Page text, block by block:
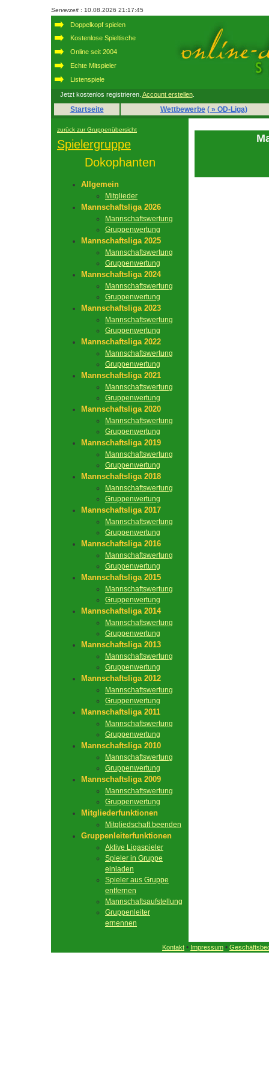
Serverzeit : 10.08.2026 21:17:45
Doppelkopf spielen
Kostenlose Spieltische
Online seit 2004
Echte Mitspieler
Listenspiele
Jetzt kostenlos registrieren. Account erstellen.
Startseite Wettbewerbe ( » OD-Liga)
zurück zur Gruppenübersicht
Spielergruppe
Dokophanten
Allgemein
Mitglieder
Mannschaftsliga 2026
Mannschaftswertung
Gruppenwertung
Mannschaftsliga 2025
Mannschaftswertung
Gruppenwertung
Mannschaftsliga 2024
Mannschaftswertung
Gruppenwertung
Mannschaftsliga 2023
Mannschaftswertung
Gruppenwertung
Mannschaftsliga 2022
Mannschaftswertung
Gruppenwertung
Mannschaftsliga 2021
Mannschaftswertung
Gruppenwertung
Mannschaftsliga 2020
Mannschaftswertung
Gruppenwertung
Mannschaftsliga 2019
Mannschaftswertung
Gruppenwertung
Mannschaftsliga 2018
Mannschaftswertung
Gruppenwertung
Mannschaftsliga 2017
Mannschaftswertung
Gruppenwertung
Mannschaftsliga 2016
Mannschaftswertung
Gruppenwertung
Mannschaftsliga 2015
Mannschaftswertung
Gruppenwertung
Mannschaftsliga 2014
Mannschaftswertung
Gruppenwertung
Mannschaftsliga 2013
Mannschaftswertung
Gruppenwertung
Mannschaftsliga 2012
Mannschaftswertung
Gruppenwertung
Mannschaftsliga 2011
Mannschaftswertung
Gruppenwertung
Mannschaftsliga 2010
Mannschaftswertung
Gruppenwertung
Mannschaftsliga 2009
Mannschaftswertung
Gruppenwertung
Mitgliederfunktionen
Mitgliedschaft beenden
Gruppenleiterfunktionen
Aktive Ligaspieler
Spieler in Gruppe
einladen
Spieler aus Gruppe
entfernen
Mannschaftsaufstellung
Gruppenleiter
ernennen
Kontakt • Impressum •